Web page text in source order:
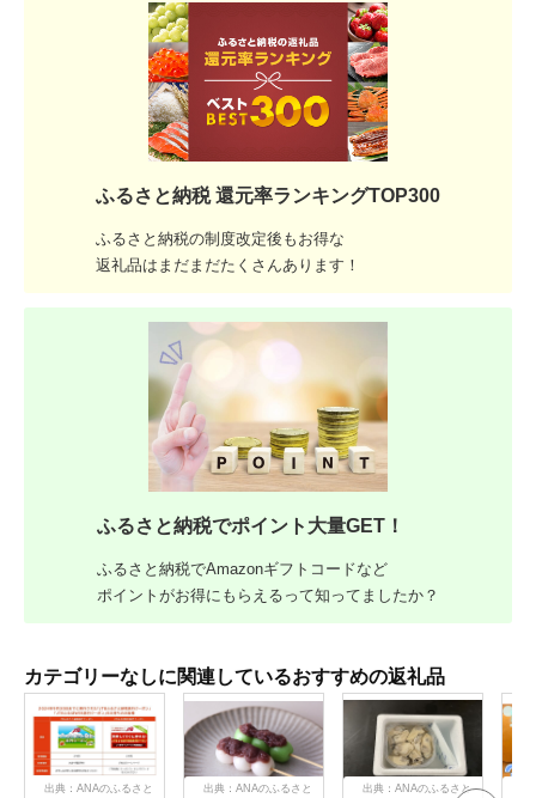
ふるさと納税 還元率ランキングTOP300
ふるさと納税の制度改定後もお得な
返礼品はまだまだたくさんあります！
ふるさと納税でポイント大量GET！
ふるさと納税でAmazonギフトコードなど
ポイントがお得にもらえるって知ってましたか？
カテゴリーなしに関連しているおすすめの返礼品
出典：ANAのふるさと
出典：ANAのふるさと
出典：ANAのふるさと